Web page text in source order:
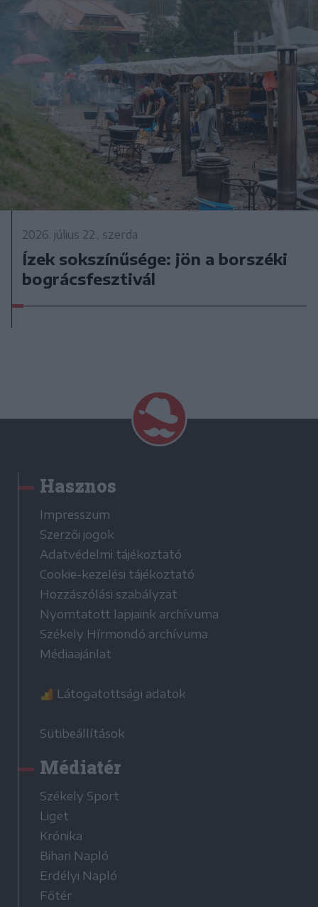
2026. július 22., szerda
Ízek sokszínűsége: jön a borszéki
bográcsfesztivál
Hasznos
Impresszum
Szerzői jogok
Adatvédelmi tájékoztató
Cookie-kezelési tájékoztató
Hozzászólási szabályzat
Nyomtatott lapjaink archívuma
Székely Hírmondó archívuma
Médiaajánlat
Látogatottsági adatok
Sütibeállítások
Médiatér
Székely Sport
Liget
Krónika
Bihari Napló
Erdélyi Napló
Főtér